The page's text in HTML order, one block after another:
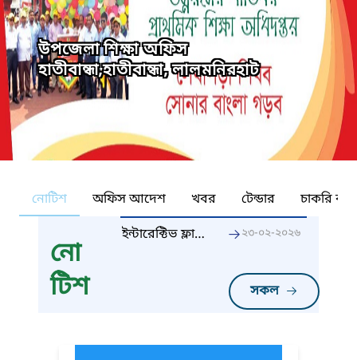
উপজেলা শিক্ষা অফিস
হাতীবান্ধা,হাতীবান্ধা, লালমনিরহাট
নোটিশ অফিস আদেশ খবর টেন্ডার চাকরি
নো
টিশ
সকল
ইন্টারেক্টিভ ফ্লাট
২৩-০২-২০২৬